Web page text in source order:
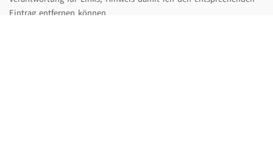
Eintrag entfernen können